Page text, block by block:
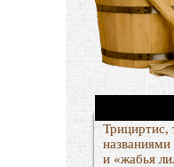
Трициртис,
названиями
и «жабья